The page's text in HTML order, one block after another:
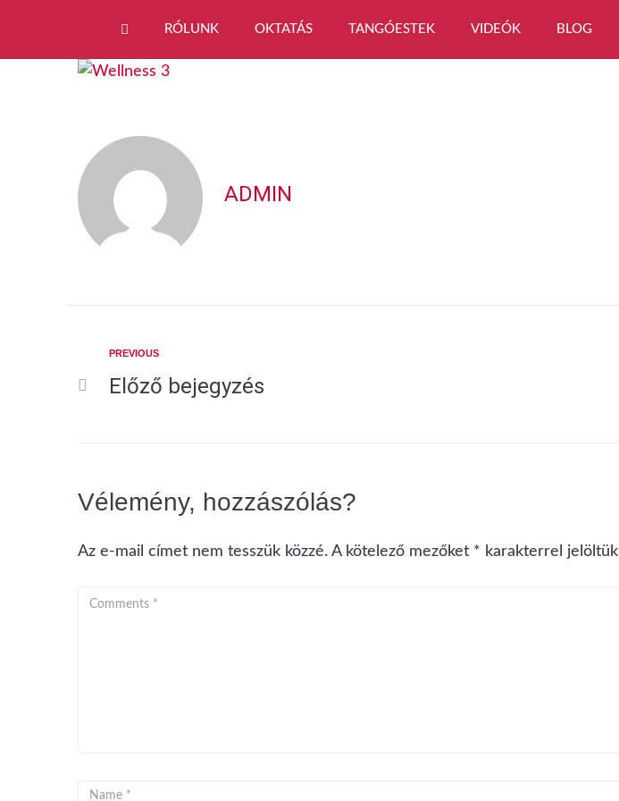
RÓLUNK OKTATÁS TANGÓESTEK VIDEÓK BLOG
ADMIN
PREVIOUS
Előző bejegyzés
Vélemény, hozzászólás?
Az e-mail címet nem tesszük közzé. A kötelező mezőket * karakterrel jelöltük